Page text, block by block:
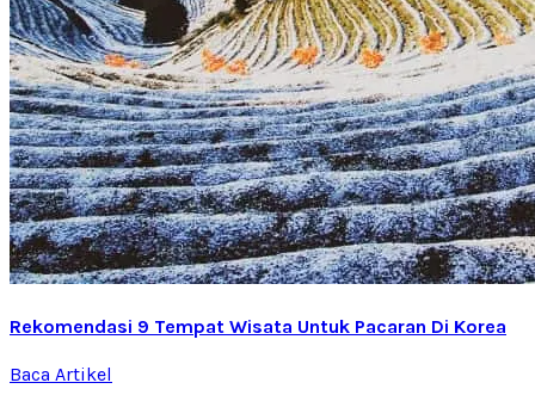
Rekomendasi 9 Tempat Wisata Untuk Pacaran Di Korea
Baca Artikel